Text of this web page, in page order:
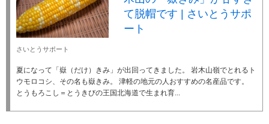
て脱帽です | さいとうサポ
ート
さいとうサポート
夏になって「嶽（だけ）きみ」が出回ってきました。 岩木山嶺でとれるト
ウモロコシ、その名も嶽きみ。 津軽の地元の人おすすめの名産品です。
とうもろこし＝とうきびの王国北海道で生まれ育...